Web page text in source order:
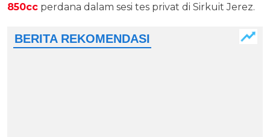
850cc perdana dalam sesi tes privat di Sirkuit Jerez.